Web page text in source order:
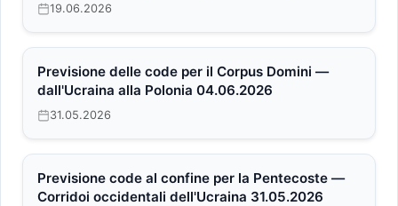
19.06.2026
Previsione delle code per il Corpus Domini —
dall'Ucraina alla Polonia 04.06.2026
31.05.2026
Previsione code al confine per la Pentecoste —
Corridoi occidentali dell'Ucraina 31.05.2026